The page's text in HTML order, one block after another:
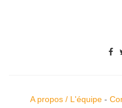
A propos / L'équipe-